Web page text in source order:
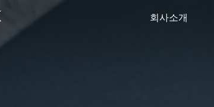
회사소개